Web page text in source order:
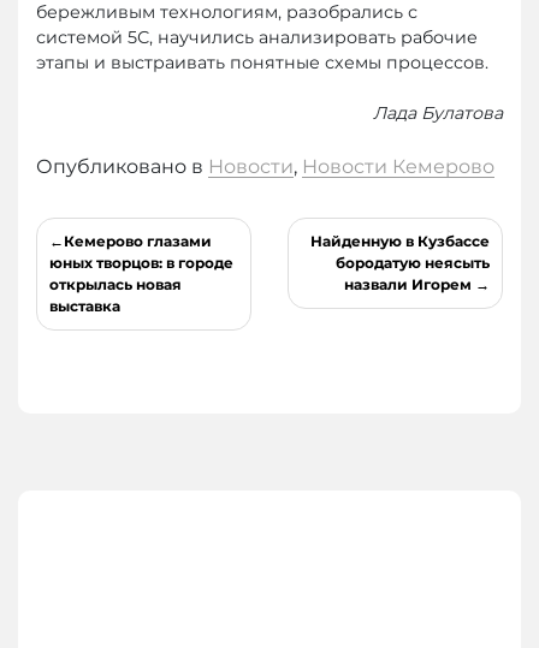
бережливым технологиям, разобрались с
системой 5С, научились анализировать рабочие
этапы и выстраивать понятные схемы процессов.
Лада Булатова
Опубликовано в Новости, Новости Кемерово
Навигация
по
записям
Кемерово глазами
юных творцов: в городе
открылась новая
выставка
Найденную в Кузбассе
бородатую неясыть
назвали Игорем